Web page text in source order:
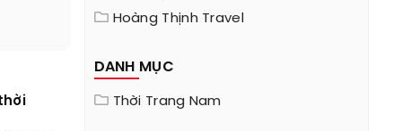
Hoàng Thịnh Travel
DANH MỤC
Thời Trang Nam